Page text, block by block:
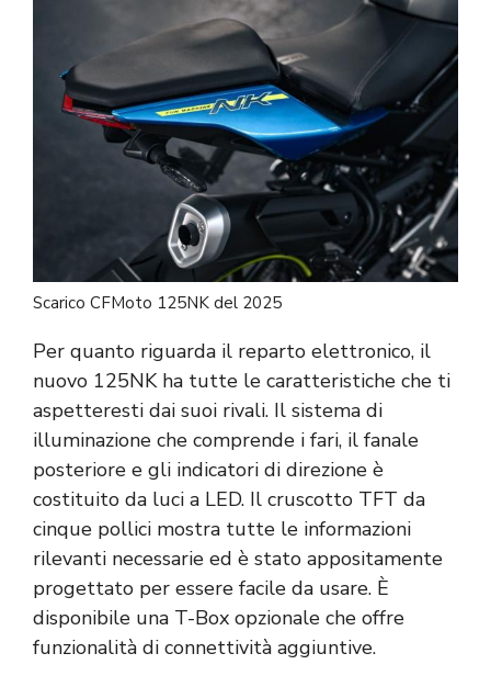
Scarico CFMoto 125NK del 2025
Per quanto riguarda il reparto elettronico, il
nuovo 125NK ha tutte le caratteristiche che ti
aspetteresti dai suoi rivali. Il sistema di
illuminazione che comprende i fari, il fanale
posteriore e gli indicatori di direzione è
costituito da luci a LED. Il cruscotto TFT da
cinque pollici mostra tutte le informazioni
rilevanti necessarie ed è stato appositamente
progettato per essere facile da usare. È
disponibile una T-Box opzionale che offre
funzionalità di connettività aggiuntive.